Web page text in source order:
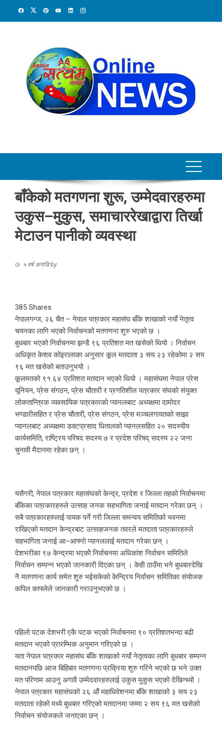
बाँकेको मतगणना शुरू, उम्मेदवारहरुमा
उकुस–मुकुस, समाचाररेखाद्वारा तिर्खा
मेटाउन पानीको व्यवस्था
५ वर्ष अगाडिby
385 Shares
नेपालगन्ज, २६ चैत – नेपाल पत्रकार महासंघ बाँके शाखाको नयाँ नेतृत्व
चयनका लागि भएको निर्वाचनको मतगणना शुरु भएको छ ।
बुधबार भएको निर्वाचनमा झन्डै ९६ प्रतिशत मत खसेको थियो । निर्वाचन
अधिकृत केशव कोइरालाका अनुसार कूल मतदाता ३ सय २३ रहेकोमा २ सय
९६ मत खसेको बताउनुभयो ।
कूलमतको ९१.६४ प्रतिशत मतदान भएको थियो । महासंघमा नेपाल प्रेस
यूनियन, प्रेस संंगठन, प्रेस चौतारी र प्रगतिशील पत्रकार संघको संयुक्त
लोकतान्त्रिक व्यवसायिक पत्रकारको प्यानलबाट अध्यक्षमा दामोदर
भण्डारीसहित र प्रेस चौतारी, प्रेस संगठन, प्रेस मञ्चलगायतको साझा
प्यानलबाट अध्यक्षमा डक्टप्रसाद धितालको प्यानलसहित २० सदस्यीय
कार्यसमिति, राष्ट्रिय परिषद सदस्य ७ र प्रदेश परिषद् सदस्य २२ जना
चुनावी मैदानमा रहेका छन् ।
यसैगरी, नेपाल पत्रकार महासंघको केन्द्र, प्रदेश र जिल्ला तहको निर्वाचनमा
बाँकेका पत्रकारहरुले उत्साह जनक सहभागिता जनाई मतदान गरेका छन् ।
सबै पत्रकारहरुलाई पायक पर्ने गरी जिल्ला समन्वय समितिको भवनमा
राखिएको मतदान केन्द्रबाट उत्साहजनक तवरले मतदाता पत्रकारहरुले
सहभागिता जनाई आ–आफ्नो प्यानललाई मतदान गरेका छन् ।
देशभरीका ९७ केन्द्रमा भएकोे निर्वाचनमा अधिकांश निर्वाचन समितिले
निर्वाचन सम्पन्न भएको जानकारी दिएका छन् । केही ठाउँमा भने बुधबारदेखि
नै मतगणना कार्य समेत शुरु भईसकेको केन्द्रिय निर्वाचन समितिका संयोजक
कपिल काफ्लेले जानकारी गराउनुभएको छ ।
पहिलो पटक देशभरी एकै पटक भएको निर्वाचनमा ९० प्रतिशतभन्दा बढी
मतदान भएको प्रारम्भिक अनुमान गरिएको छ ।
यता नेपाल पत्रकार महासंघ बाँके शाखाको नयाँ नेतृत्वका लागि बुधबार सम्पन्न
मतदानपछि आज बिहिबार मतगणना प्रक्रिया शुरु गरिने भएको छ भने उक्त
मत परिणाम आउनु अगावै उम्मेदवारहरुलाई उकुस मुकुस भएको देखिन्थ्यो ।
नेपाल पत्रकार महासंघको २६ औं महाधिवेशनमा बाँके शाखाको ३ सय २३
मतदाता रहेको मध्ये बुधबार गरिएको मतदानमा जम्मा २ सय ९६ मत खसेको
निर्वाचन संयोजकले जनाएका छन् ।